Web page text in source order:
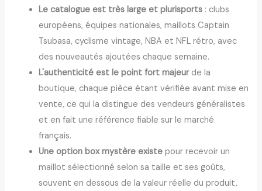
Le catalogue est très large et plurisports : clubs
européens, équipes nationales, maillots Captain
Tsubasa, cyclisme vintage, NBA et NFL rétro, avec
des nouveautés ajoutées chaque semaine.
L'authenticité est le point fort majeurde la
boutique, chaque pièce étant vérifiée avant mise en
vente, ce qui la distingue des vendeurs généralistes
et en fait une référence fiable sur le marché
français.
Une option box mystère existe pour recevoir un
maillot sélectionné selon sa taille et ses goûts,
souvent en dessous de la valeur réelle du produit,